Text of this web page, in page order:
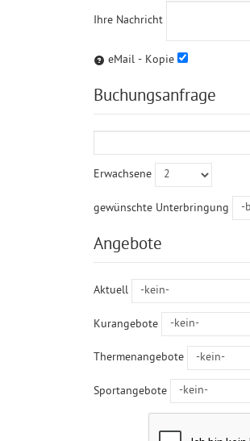
Ihre Nachricht
eMail - Kopie
Buchungsanfrage
Erwachsene
gewünschte Unterbringung
Angebote
Aktuell
Kurangebote
Thermenangebote
Sportangebote